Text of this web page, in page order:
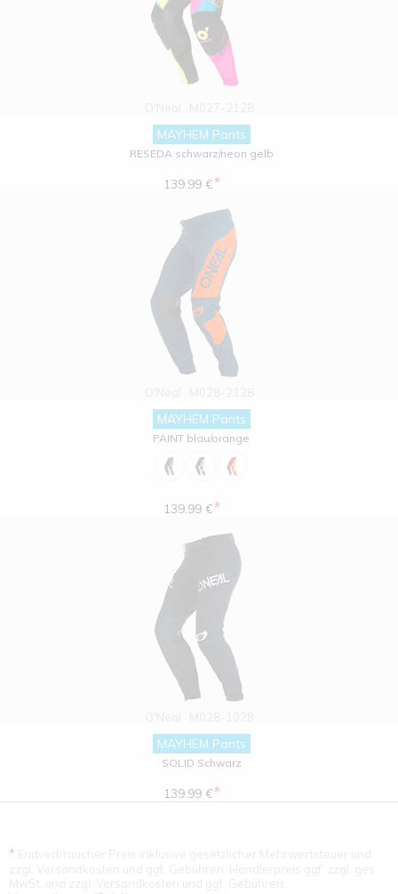
MAYHEM Pants
RESEDA schwarz/neon gelb
139.99 €*
MAYHEM Pants
PAINT blau/orange
139.99 €*
MAYHEM Pants
SOLID Schwarz
139.99 €*
*